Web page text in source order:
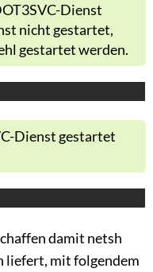
Dienst
nicht gestartet,
gestartet werden.
Dienst gestartet
damit netsh
liefert, mit folgendem